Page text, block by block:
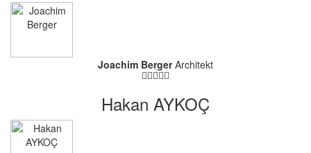
Joachim Berger Architekt
Hakan AYKOÇ